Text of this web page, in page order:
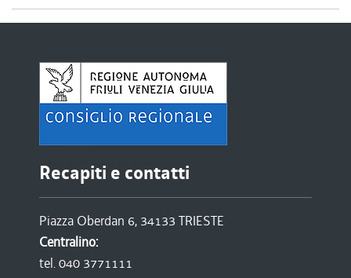
Recapiti e contatti
Piazza Oberdan 6, 34133 TRIESTE
Centralino:
tel. 040 3771111